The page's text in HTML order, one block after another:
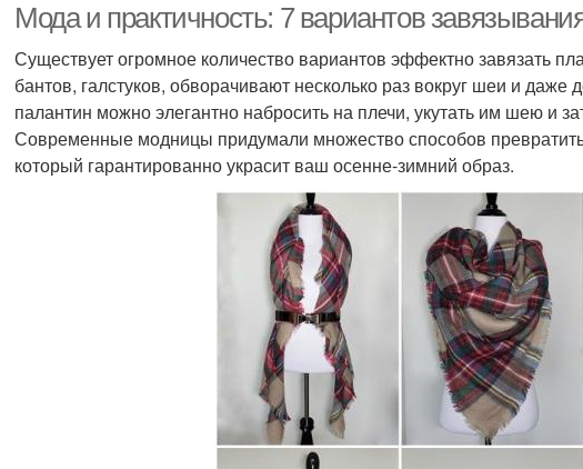
Мода и практичность: 7 вариантов
Существует огромное количество вариантов эффектно завязать
бантов, галстуков, обворачивают несколько раз вокруг шеи и даже
палантин можно элегантно набросить на плечи, укутать им шею и
Современные модницы придумали множество способов
который гарантированно украсит ваш осенне-зимний образ.